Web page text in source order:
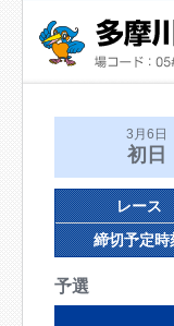
3月6日
初日
レース
締切予定時
予選